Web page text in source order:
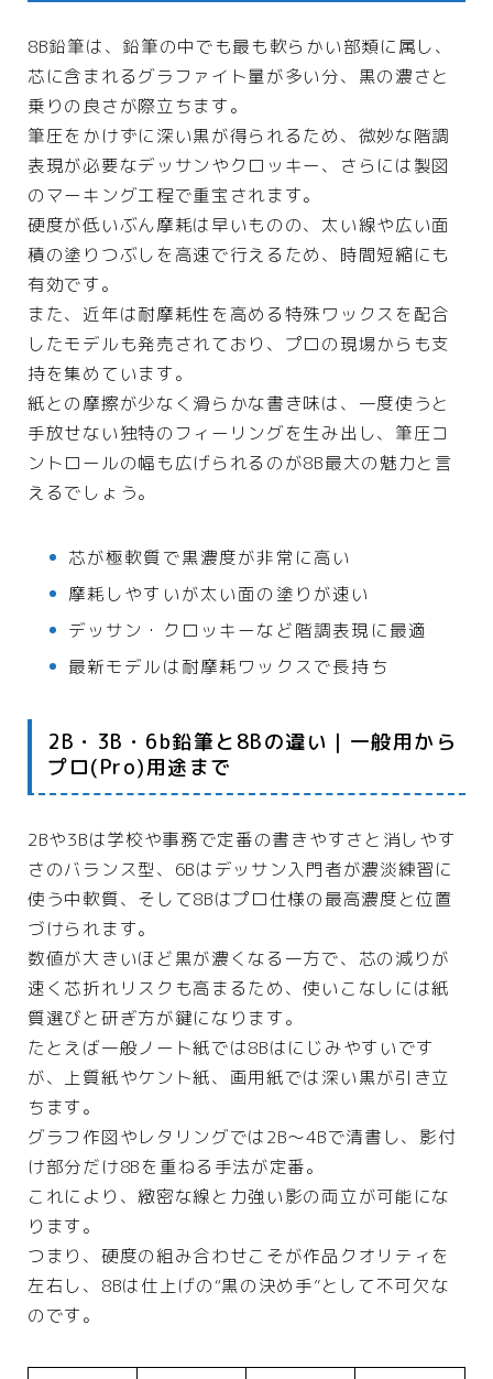
8B鉛筆は、鉛筆の中でも最も軟らかい部類に属し、
芯に含まれるグラファイト量が多い分、黒の濃さと
乗りの良さが際立ちます。
筆圧をかけずに深い黒が得られるため、微妙な階調
表現が必要なデッサンやクロッキー、さらには製図
のマーキング工程で重宝されます。
硬度が低いぶん摩耗は早いものの、太い線や広い面
積の塗りつぶしを高速で行えるため、時間短縮にも
有効です。
また、近年は耐摩耗性を高める特殊ワックスを配合
したモデルも発売されており、プロの現場からも支
持を集めています。
紙との摩擦が少なく滑らかな書き味は、一度使うと
手放せない独特のフィーリングを生み出し、筆圧コ
ントロールの幅も広げられるのが8B最大の魅力と言
えるでしょう。
芯が極軟質で黒濃度が非常に高い
摩耗しやすいが太い面の塗りが速い
デッサン・クロッキーなど階調表現に最適
最新モデルは耐摩耗ワックスで長持ち
2B・3B・6b鉛筆と8Bの違い｜一般用から
プロ(Pro)用途まで
2Bや3Bは学校や事務で定番の書きやすさと消しやす
さのバランス型、6Bはデッサン入門者が濃淡練習に
使う中軟質、そして8Bはプロ仕様の最高濃度と位置
づけられます。
数値が大きいほど黒が濃くなる一方で、芯の減りが
速く芯折れリスクも高まるため、使いこなしには紙
質選びと研ぎ方が鍵になります。
たとえば一般ノート紙では8Bはにじみやすいです
が、上質紙やケント紙、画用紙では深い黒が引き立
ちます。
グラフ作図やレタリングでは2B～4Bで清書し、影付
け部分だけ8Bを重ねる手法が定番。
これにより、緻密な線と力強い影の両立が可能にな
ります。
つまり、硬度の組み合わせこそが作品クオリティを
左右し、8Bは仕上げの“黒の決め手”として不可欠な
のです。